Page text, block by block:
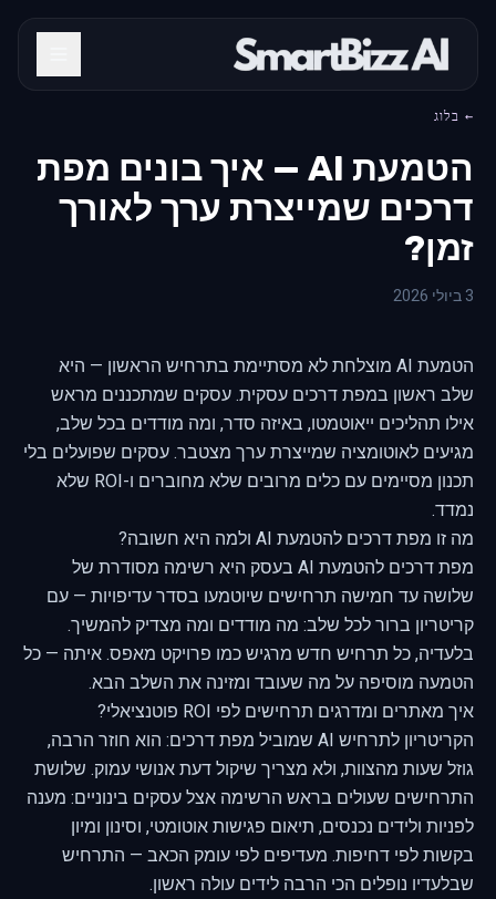
← בלוג
הטמעת AI — איך בונים מפת
דרכים שמייצרת ערך לאורך
זמן?
3 ביולי 2026
הטמעת AI מוצלחת לא מסתיימת בתרחיש הראשון — היא
שלב ראשון במפת דרכים עסקית. עסקים שמתכננים מראש
אילו תהליכים ייאוטמטו, באיזה סדר, ומה מודדים בכל שלב,
מגיעים לאוטומציה שמייצרת ערך מצטבר. עסקים שפועלים בלי
תכנון מסיימים עם כלים מרובים שלא מחוברים ו-ROI שלא
נמדד.
מה זו מפת דרכים להטמעת AI ולמה היא חשובה?
מפת דרכים להטמעת AI בעסק היא רשימה מסודרת של
שלושה עד חמישה תרחישים שיוטמעו בסדר עדיפויות — עם
קריטריון ברור לכל שלב: מה מודדים ומה מצדיק להמשיך.
בלעדיה, כל תרחיש חדש מרגיש כמו פרויקט מאפס. איתה — כל
הטמעה מוסיפה על מה שעובד ומזינה את השלב הבא.
איך מאתרים ומדרגים תרחישים לפי ROI פוטנציאלי?
הקריטריון לתרחיש AI שמוביל מפת דרכים: הוא חוזר הרבה,
גוזל שעות מהצוות, ולא מצריך שיקול דעת אנושי עמוק. שלושת
התרחישים שעולים בראש הרשימה אצל עסקים בינוניים: מענה
לפניות ולידים נכנסים, תיאום פגישות אוטומטי, וסינון ומיון
בקשות לפי דחיפות. מעדיפים לפי עומק הכאב — התרחיש
שבלעדיו נופלים הכי הרבה לידים עולה ראשון.